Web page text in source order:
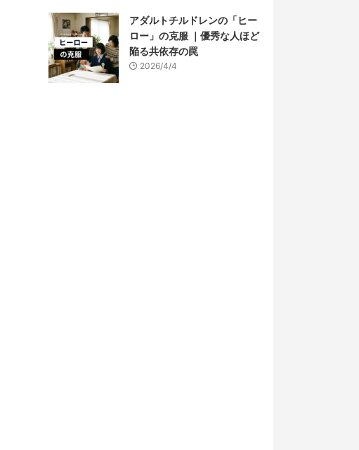
アダルトチルドレンの「ヒー
ロー」の克服 ｜優秀な人ほど
陥る共依存の罠
2026/4/4